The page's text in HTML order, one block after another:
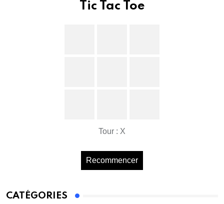
Tic Tac Toe
Tour : X
Recommencer
CATÉGORIES